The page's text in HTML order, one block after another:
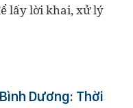
lấy lời khai, xử lý
Dương: Thời